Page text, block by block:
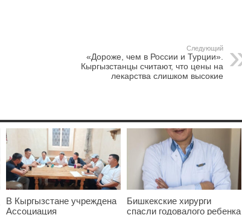
Следующий
«Дороже, чем в России и Турции».
Кыргызстанцы считают, что цены на
лекарства слишком высокие
В Кыргызстане учреждена
Ассоциация
Бишкекские хирурги
спасли годовалого ребенка